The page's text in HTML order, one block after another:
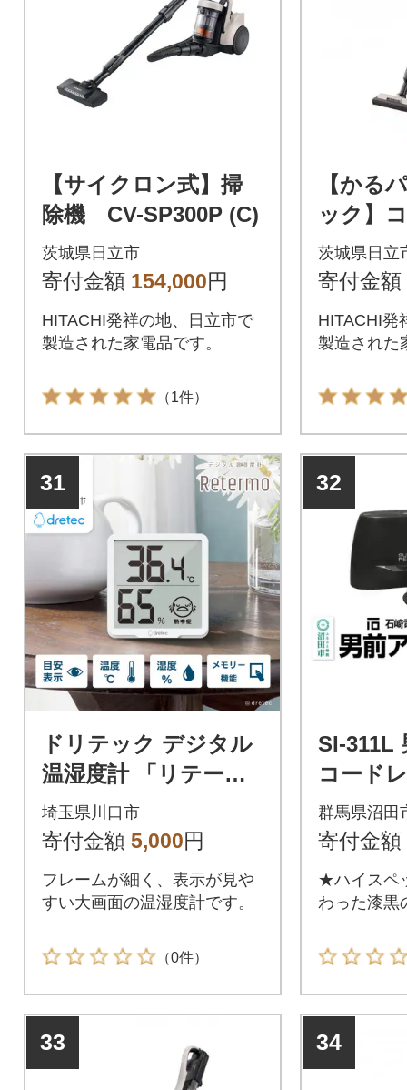
【サイクロン式】掃
除機 CV-SP300P (C)
茨城県日立市
寄付金額 154,000円
HITACHI発祥の地、日立市で
製造された家電品です。
（1件）
【かる
ック】
除機
茨城県日立
寄付金額
HITACHI発
製造された
31
ドリテック デジタル
温湿度計 「リテー
モ」 O-449WT
埼玉県川口市
寄付金額 5,000円
フレームが細く、表示が見や
すい大画面の温湿度計です。
（0件）
32
SI-311L
コード
株式会
所
群馬県沼田
寄付金額
★ハイスペ
わった漆黒
33 34